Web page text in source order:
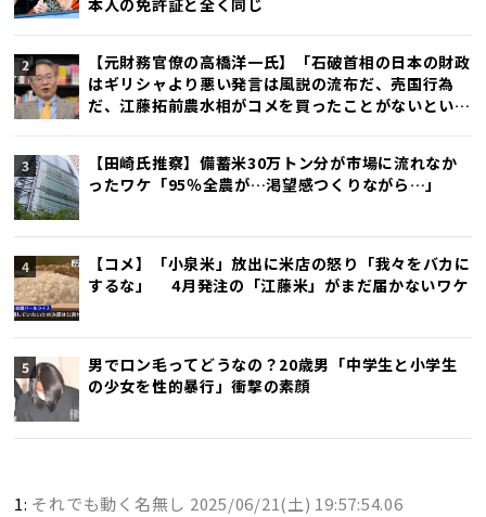
本人の免許証と全く同じ
【元財務官僚の高橋洋一氏】「石破首相の日本の財政
はギリシャより悪い発言は風説の流布だ、売国行為
だ、江藤拓前農水相がコメを買ったことがないという
【田崎氏推察】備蓄米30万トン分が市場に流れなか
ったワケ「95％全農が…渇望感つくりながら…」
【コメ】「小泉米」放出に米店の怒り「我々をバカに
するな」 4月発注の「江藤米」がまだ届かないワケ
男でロン毛ってどうなの？20歳男「中学生と小学生
の少女を性的暴行」衝撃の素顔
1: それでも動く名無し 2025/06/21(土) 19:57:54.06